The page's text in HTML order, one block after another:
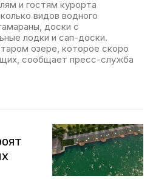
и гостям курорта
видов водного
доски с
лодки и сап-доски.
озере, которое скоро
сообщает пресс-служба